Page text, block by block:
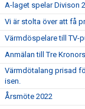
A-laget spelar Divison
Vi är stolta över att få
Värmdöspelare till TV-
Anmälan till Tre
Värmdötalang prisad
isen.
Årsmöte 2022